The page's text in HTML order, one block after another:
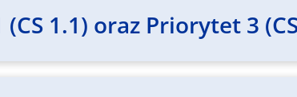
1.1) oraz Priorytet 3